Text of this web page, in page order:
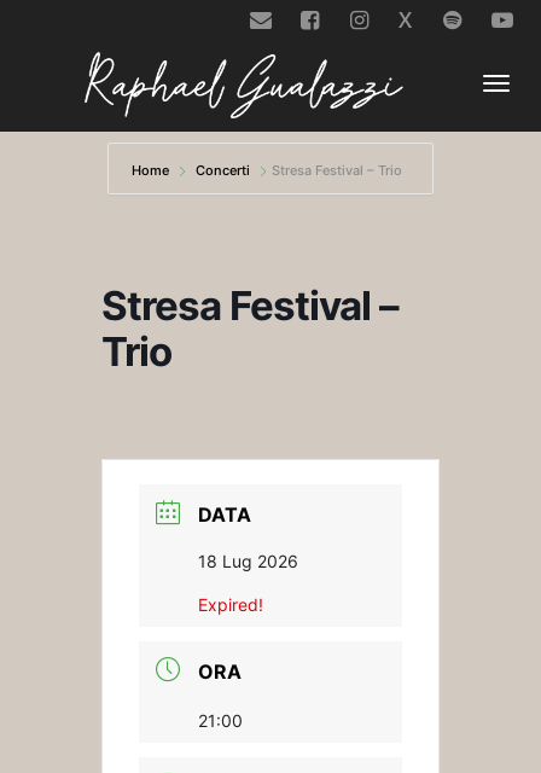
X
Home Concerti Stresa Festival – Trio
Stresa Festival –
Trio
DATA
18 Lug 2026
Expired!
ORA
21:00